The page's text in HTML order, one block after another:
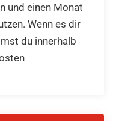
und einen Monat
Wenn es dir
du innerhalb